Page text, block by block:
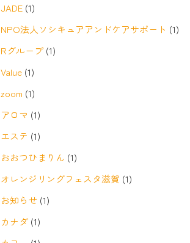
JADE (1)
NPO法人ソシキュアアンドケアサポート (1)
Rグループ (1)
Value (1)
zoom (1)
アロマ (1)
エステ (1)
おおつひまりん (1)
オレンジリングフェスタ滋賀 (1)
お知らせ (1)
カナダ (1)